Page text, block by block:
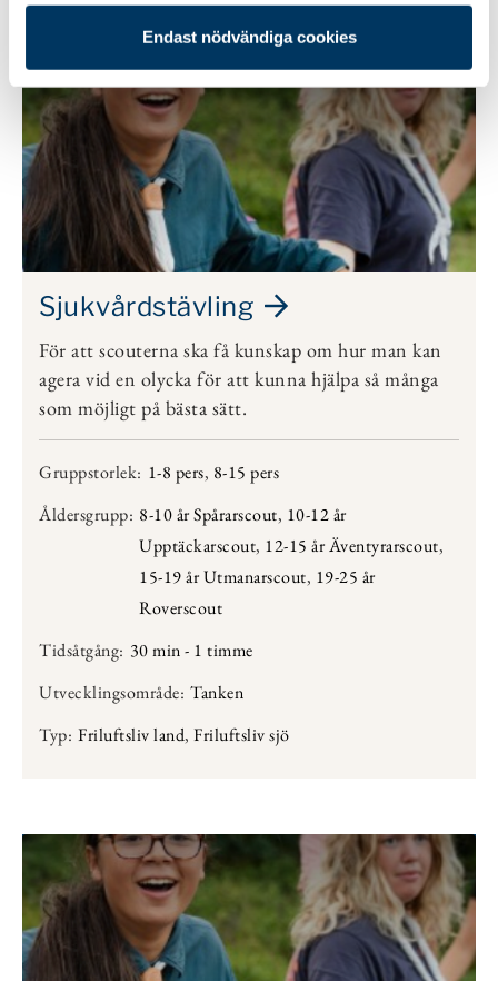
Endast nödvändiga cookies
Sjukvårdstävling
För att scouterna ska få kunskap om hur man kan
agera vid en olycka för att kunna hjälpa så många
som möjligt på bästa sätt.
Gruppstorlek: 1-8 pers, 8-15 pers
Åldersgrupp: 8-10 år Spårarscout, 10-12 år
Upptäckarscout, 12-15 år Äventyrarscout,
15-19 år Utmanarscout, 19-25 år
Roverscout
Tidsåtgång: 30 min - 1 timme
Utvecklingsområde: Tanken
Typ: Friluftsliv land, Friluftsliv sjö